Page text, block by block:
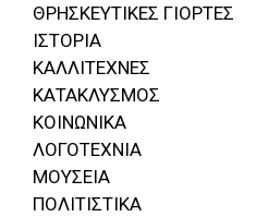
ΘΡΗΣΚΕΥΤΙΚΕΣ ΓΙΟΡΤΕΣ
ΙΣΤΟΡΙΑ
ΚΑΛΛΙΤΕΧΝΕΣ
ΚΑΤΑΚΛΥΣΜΟΣ
ΚΟΙΝΩΝΙΚΑ
ΛΟΓΟΤΕΧΝΙΑ
ΜΟΥΣΕΙΑ
ΠΟΛΙΤΙΣΤΙΚΑ